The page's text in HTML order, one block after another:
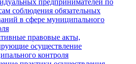
предпринимателей по
соблюдения обязательных
в сфере муниципального
правовые акты,
осуществление
контроля